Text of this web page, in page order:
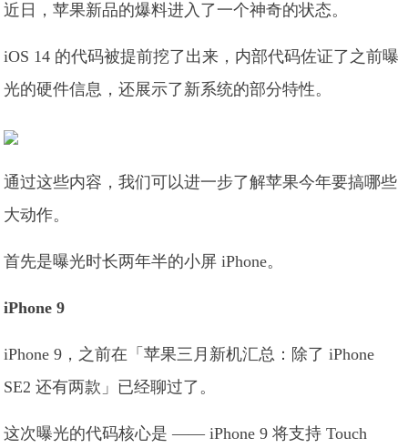
近日，苹果新品的爆料进入了一个神奇的状态。
iOS 14 的代码被提前挖了出来，内部代码佐证了之前曝
光的硬件信息，还展示了新系统的部分特性。
通过这些内容，我们可以进一步了解苹果今年要搞哪些
大动作。
首先是曝光时长两年半的小屏 iPhone。
iPhone 9
iPhone 9，之前在「苹果三月新机汇总：除了 iPhone
SE2 还有两款」已经聊过了。
这次曝光的代码核心是 —— iPhone 9 将支持 Touch